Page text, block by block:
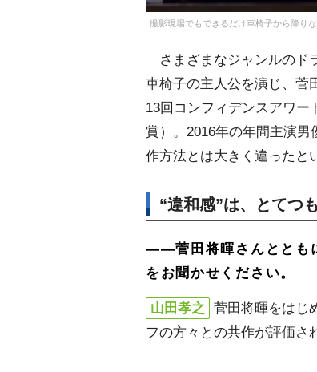
撮影現場でもできるだけ車椅子から降り
さまざまなジャンルのド
車椅子の主人公を演じ、菅
13回コンフィデンスアワー
賞）。2016年の年間主演
作方法とは大きく違ったと
“違和感”は、とてつ
――菅田将暉さんととも
をお聞かせください。
山田孝之
菅田将暉をはじ
フの方々との共作が評価さ